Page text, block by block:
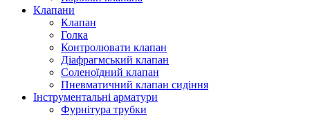
Клапани
Клапан
Голка
Контролювати клапан
Діафрагмський клапан
Соленоїдний клапан
Пневматичний клапан сидіння
Інструментальні арматури
Фурнітура трубки